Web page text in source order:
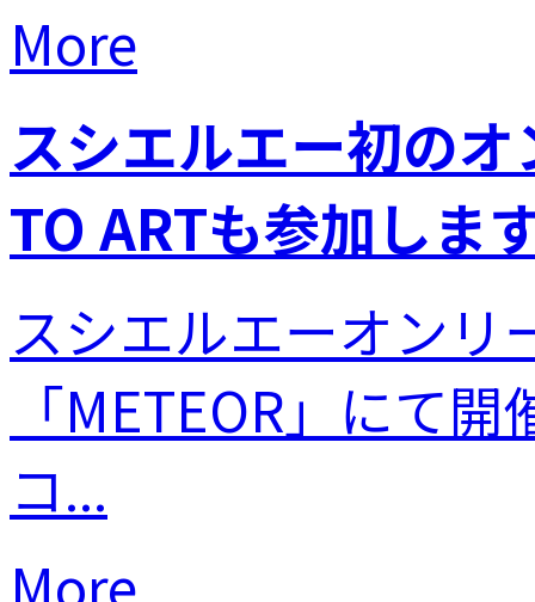
More
スシエルエー初の
TO ARTも参加しま
スシエルエーオンリ
「METEOR」にて
コ...
More